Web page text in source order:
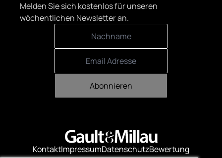
Melden Sie sich kostenlos für unseren
wöchentlichen Newsletter an.
Abonnieren
KontaktImpressumDatenschutzBewertung